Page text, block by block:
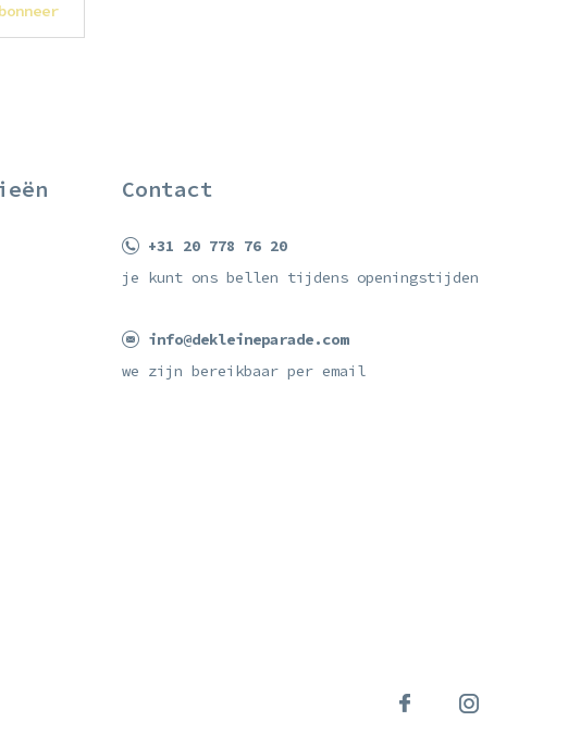
Contact
+31 20 778 76 20
je kunt ons bellen tijdens openingstijden
info@dekleineparade.com
we zijn bereikbaar per email